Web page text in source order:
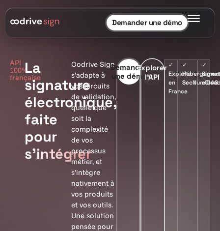
Demander une démo
API
100%
française
La
signature
électronique,
faite
pour
s'intégrer
Oodrive Sign
s’adapte à
vos circuits
de validation,
quelle que
soit la
complexité
de vos
processus
métier, et
s’intègre
nativement à
vos produits
et vos outils.
Une solution
pensée pour
Demander
une démo
Explorer
l’API
✓
Exploité
en
France
✓
✓
eIDAS